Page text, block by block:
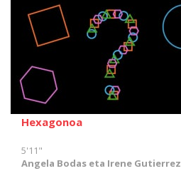
Hexagonoa
5'11"
Angela Bodas eta Irene Gutierrez